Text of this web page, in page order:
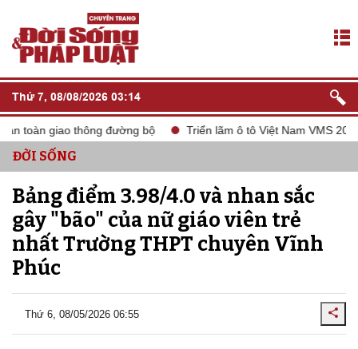
Thứ 7, 08/08/2026 03:14
giao thông đường bộ Triển lãm ô tô Việt Nam VMS 2024
ĐỜI SỐNG
Bảng điểm 3.98/4.0 và nhan sắc
gây "bão" của nữ giáo viên trẻ
nhất Trường THPT chuyên Vĩnh
Phúc
Thứ 6, 08/05/2026 06:55